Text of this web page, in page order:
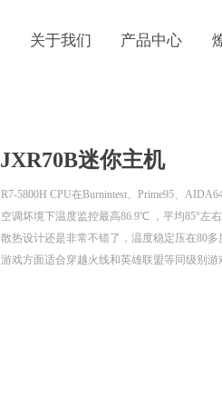
关于我们 产品中心
JXR70B迷你主机
R7-5800H CPU在Burnintest、Prime95、
空调坏境下温度监控最高86.9℃ ，平均85°左
散热设计还是非常不错了，温度稳定压在80
游戏方面适合穿越火线和英雄联盟等同级别游